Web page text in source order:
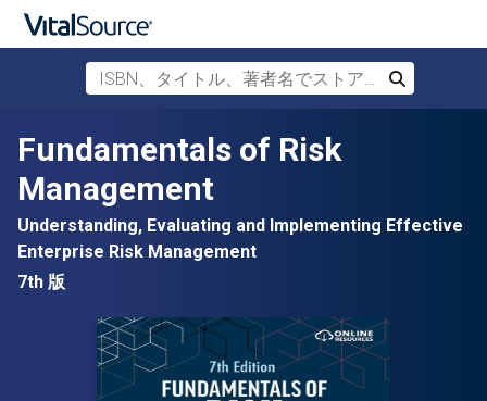
メインコンテンツへスキップ
ISBN、タイトル、著者名でストアを検索
検索
Fundamentals of Risk
Management
Understanding, Evaluating and Implementing Effective
Enterprise Risk Management
7th 版